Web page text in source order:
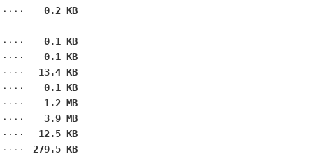
0.2 KB
0.1 KB
0.1 KB
13.4 KB
0.1 KB
1.2 MB
3.9 MB
12.5 KB
279.5 KB